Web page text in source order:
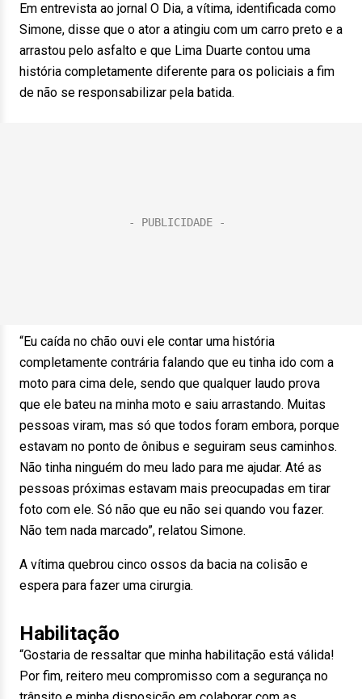
Em entrevista ao jornal O Dia, a vítima, identificada como
Simone, disse que o ator a atingiu com um carro preto e a
arrastou pelo asfalto e que Lima Duarte contou uma
história completamente diferente para os policiais a fim
de não se responsabilizar pela batida.
“Eu caída no chão ouvi ele contar uma história
completamente contrária falando que eu tinha ido com a
moto para cima dele, sendo que qualquer laudo prova
que ele bateu na minha moto e saiu arrastando. Muitas
pessoas viram, mas só que todos foram embora, porque
estavam no ponto de ônibus e seguiram seus caminhos.
Não tinha ninguém do meu lado para me ajudar. Até as
pessoas próximas estavam mais preocupadas em tirar
foto com ele. Só não que eu não sei quando vou fazer.
Não tem nada marcado”, relatou Simone.
A vítima quebrou cinco ossos da bacia na colisão e
espera para fazer uma cirurgia.
Habilitação
“Gostaria de ressaltar que minha habilitação está válida!
Por fim, reitero meu compromisso com a segurança no